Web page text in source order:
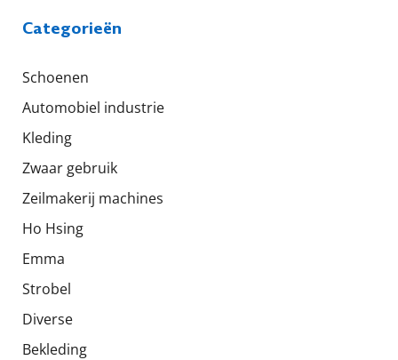
Categorieën
Schoenen
Automobiel industrie
Kleding
Zwaar gebruik
Zeilmakerij machines
Ho Hsing
Emma
Strobel
Diverse
Bekleding